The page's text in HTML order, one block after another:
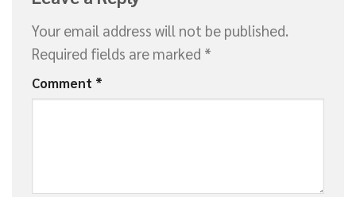
Your email address will not be published.
Required fields are marked *
Comment *